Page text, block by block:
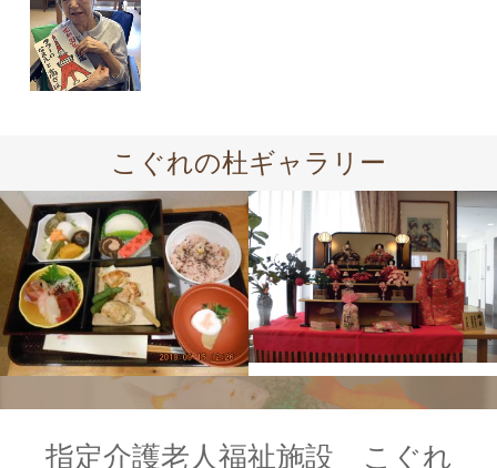
こぐれの杜ギャラリー
指定介護老人福祉施設 こぐれ